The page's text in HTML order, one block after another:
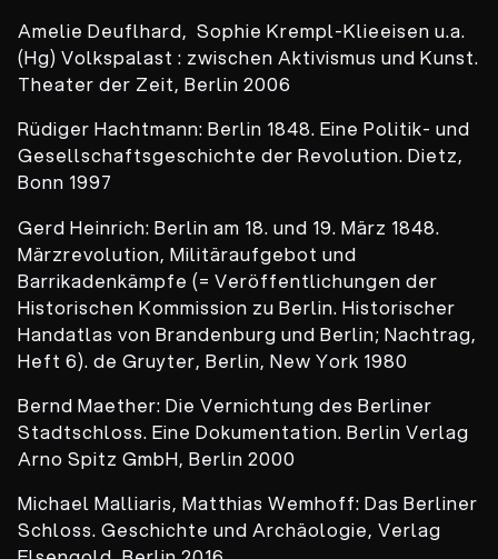
Amelie Deuflhard, Sophie Krempl-Klieeisen u.a.
(Hg) Volkspalast : zwischen Aktivismus und Kunst.
Theater der Zeit, Berlin 2006
Rüdiger Hachtmann: Berlin 1848. Eine Politik- und
Gesellschaftsgeschichte der Revolution. Dietz,
Bonn 1997
Gerd Heinrich: Berlin am 18. und 19. März 1848.
Märzrevolution, Militäraufgebot und
Barrikadenkämpfe (= Veröffentlichungen der
Historischen Kommission zu Berlin. Historischer
Handatlas von Brandenburg und Berlin; Nachtrag,
Heft 6). de Gruyter, Berlin, New York 1980
Bernd Maether: Die Vernichtung des Berliner
Stadtschloss. Eine Dokumentation. Berlin Verlag
Arno Spitz GmbH, Berlin 2000
Michael Malliaris, Matthias Wemhoff: Das Berliner
Schloss. Geschichte und Archäologie, Verlag